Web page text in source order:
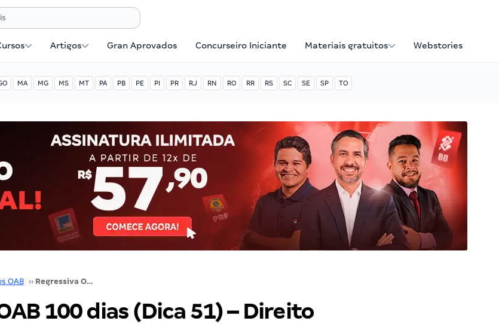
Artigos Gran Aprovados Concurseiro Iniciante Materiais gratuitos Webstories
MA MG MS MT PA PB PE PI PR RJ RN RO RR RS SC SE SP TO
OAB ›› Regressiva OAB 100 dias (Dica 51) – Direito Administrativo: Professor Gustavo Scatolino
100 dias (Dica 51) – Direito